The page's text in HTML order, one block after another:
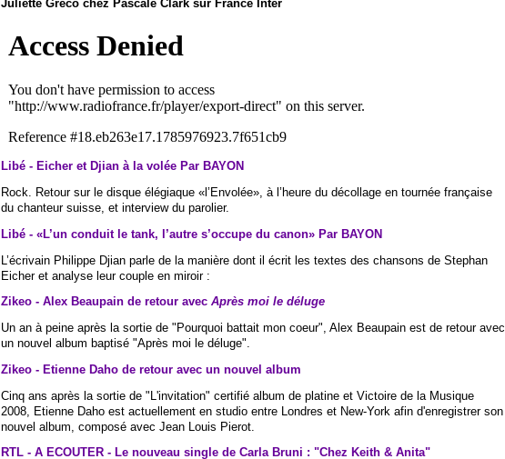
Juliette Greco chez Pascale Clark sur France Inter
Libé - Eicher et Djian à la volée Par BAYON
Rock. Retour sur le disque élégiaque «l’Envolée», à l’heure du décollage en tournée française
du chanteur suisse, et interview du parolier.
Libé - «L’un conduit le tank, l’autre s’occupe du canon» Par BAYON
L’écrivain Philippe Djian parle de la manière dont il écrit les textes des chansons de Stephan
Eicher et analyse leur couple en miroir :
Zikeo - Alex Beaupain de retour avec Après moi le déluge
Un an à peine après la sortie de "Pourquoi battait mon coeur", Alex Beaupain est de retour avec
un nouvel album baptisé "Après moi le déluge".
Zikeo - Etienne Daho de retour avec un nouvel album
Cinq ans après la sortie de "L'invitation" certifié album de platine et Victoire de la Musique
2008, Etienne Daho est actuellement en studio entre Londres et New-York afin d'enregistrer son
nouvel album, composé avec Jean Louis Pierot.
RTL - A ECOUTER - Le nouveau single de Carla Bruni : "Chez Keith & Anita"